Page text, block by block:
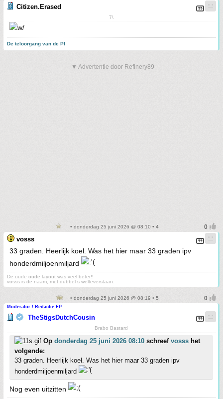
Citizen.Erased
7\
De teloorgang van de PI
▼ Advertentie door Refinery89
• donderdag 25 juni 2026 @ 08:10 • 4
vosss
33 graden. Heerlijk koel. Was het hier maar 33 graden ipv
honderdmiljoenmiljard
De oude oude layout was veel beter!!
vosss is de naam, met dubbel s welteverstaan.
• donderdag 25 juni 2026 @ 08:19 • 5
Moderator / Redactie FP
TheStigsDutchCousin
Brabo Bastard
Op donderdag 25 juni 2026 08:10 schreef vosss het
volgende:
33 graden. Heerlijk koel. Was het hier maar 33 graden ipv
honderdmiljoenmiljard
Nog even uitzitten